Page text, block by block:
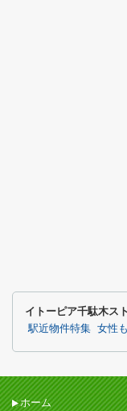
イトーピア千駄木ス
駅近物件特集 女性
ホーム